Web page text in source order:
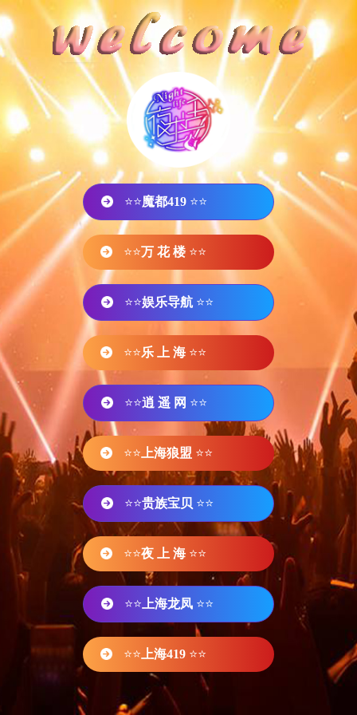
⭐⭐魔都419 ⭐⭐
⭐⭐万 花 楼 ⭐⭐
⭐⭐娱乐导航 ⭐⭐
⭐⭐乐 上 海 ⭐⭐
⭐⭐逍 遥 网 ⭐⭐
⭐⭐ 上海狼盟 ⭐⭐
⭐⭐贵族宝贝 ⭐⭐
⭐⭐夜 上 海 ⭐⭐
⭐⭐ 上海龙凤 ⭐⭐
⭐⭐ 上海419 ⭐⭐